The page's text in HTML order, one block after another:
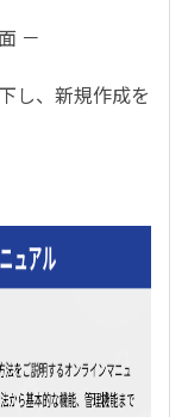
－
し、新規作成を